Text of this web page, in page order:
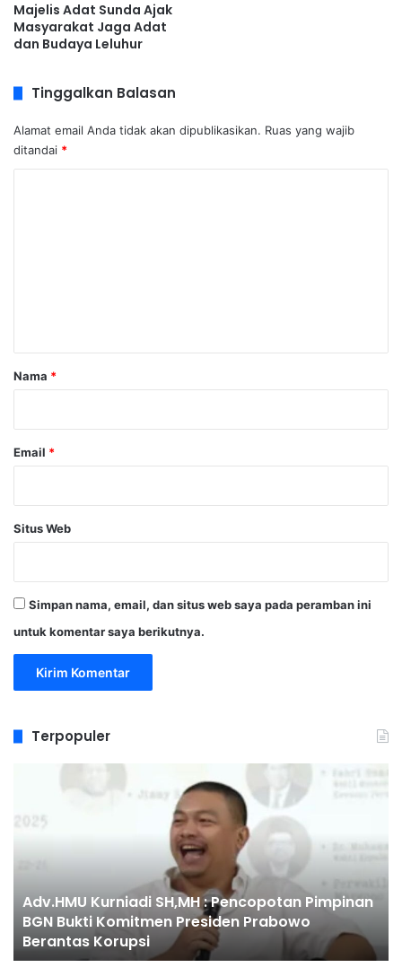
Majelis Adat Sunda Ajak
Masyarakat Jaga Adat
dan Budaya Leluhur
Tinggalkan Balasan
Alamat email Anda tidak akan dipublikasikan. Ruas yang wajib
ditandai *
r
Nama *
Email *
Situs Web
Simpan nama, email, dan situs web saya pada peramban ini
untuk komentar saya berikutnya.
Terpopuler
:
Bukti
Komitmen
Presiden
Prabowo
Adv.HMU Kurniadi SH,MH : Pencopotan Pimpinan
BGN Bukti Komitmen Presiden Prabowo
Berantas Korupsi
Di